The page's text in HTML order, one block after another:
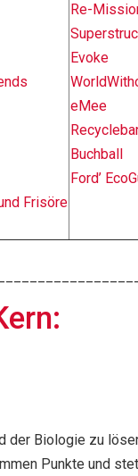
Frisöre
Re-
Evoke
eMee
Buchball
Ford’
Biologie zu
Punkte und